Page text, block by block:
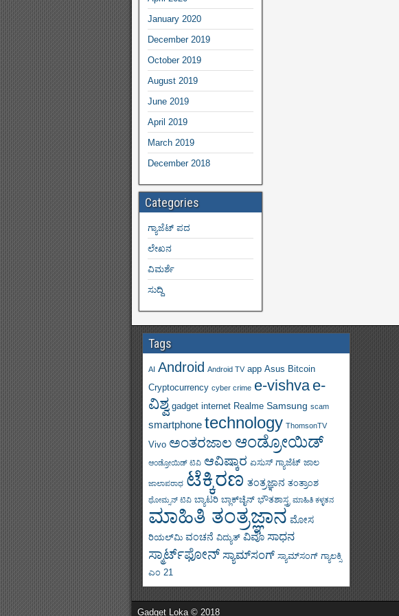
January 2020
December 2019
October 2019
August 2019
June 2019
April 2019
March 2019
December 2018
Categories
ಗ್ಯಾಜೆಟ್ ಪದ
ಲೇಖನ
ವಿಮರ್ಶೆ
ಸುದ್ದಿ
Tags
AI Android Android TV app Asus Bitcoin
Cryptocurrency cyber crime e-vishva e-
ವಿಶ್ವ gadget internet Realme Samsung scam
smartphone technology ThomsonTV
Vivo ಅಂತರಜಾಲ ಆಂಡ್ರೋಯಿಡ್
ಆಂಡ್ರೋಯಿಡ್ ಟಿವಿ ಆವಿಷ್ಕಾರ ಏಸುಸ್ ಗ್ಯಾಜೆಟ್ ಜಾಲ
ಜಾಲಾಪರಾಧ ಟೆಕ್ಕಿರಣ ತಂತ್ರಜ್ಞಾನ ತಂತ್ರಾಂಶ
ಥೋಮ್ಸನ್ ಟಿವಿ ಬ್ಯಾಟರಿ ಬ್ಲಾಕ್‌ಚೈನ್ ಭೌತಶಾಸ್ತ್ರ ಮಾಹಿತಿ ಕಳ್ಳತನ
ಮಾಹಿತಿ ತಂತ್ರಜ್ಞಾನ ಮೋಸ
ರಿಯಲ್‌ಮಿ ವಂಚನೆ ವಿದ್ಯುತ್ ವಿವೊ ಸಾಧನ
ಸ್ಮಾರ್ಟ್‌ಫೋನ್ ಸ್ಯಾಮ್‌ಸಂಗ್ ಸ್ಯಾಮ್‌ಸಂಗ್ ಗ್ಯಾಲಕ್ಸಿ
ಎಂ 21
Gadget Loka © 2018